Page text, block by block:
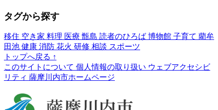
タグから探す
移住 空き家 料理 医療 甑島 読者のひろば 博物館 子育て 藺牟
田池 健康 消防 花火 研修 相談 スポーツ
トップへ戻る ↑
このサイトについて 個人情報の取り扱い ウェブアクセシビ
リティ 薩摩川内市ホームページ